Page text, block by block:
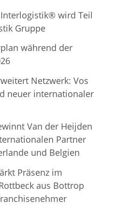
Interlogistik® wird Teil
Gruppe
während der
Netzwerk: Vos
neuer internationaler
Van der Heijden
Partner
und Belgien
Präsenz im
aus Bottrop